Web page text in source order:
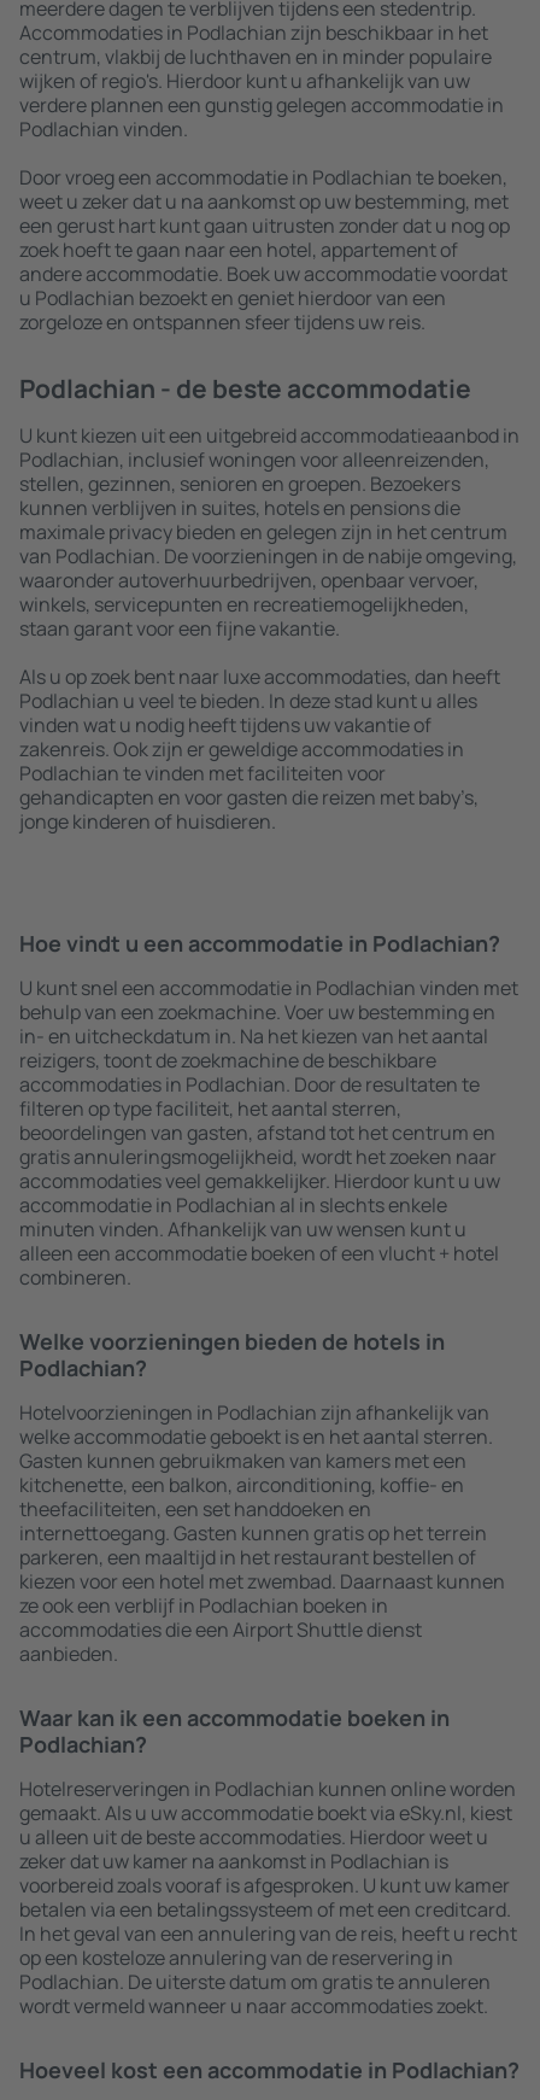
meerdere dagen te verblijven tijdens een stedentrip.
Accommodaties in Podlachian zijn beschikbaar in het
centrum, vlakbij de luchthaven en in minder populaire
wijken of regio's. Hierdoor kunt u afhankelijk van uw
verdere plannen een gunstig gelegen accommodatie in
Podlachian vinden.
Door vroeg een accommodatie in Podlachian te boeken,
weet u zeker dat u na aankomst op uw bestemming, met
een gerust hart kunt gaan uitrusten zonder dat u nog op
zoek hoeft te gaan naar een hotel, appartement of
andere accommodatie. Boek uw accommodatie voordat
u Podlachian bezoekt en geniet hierdoor van een
zorgeloze en ontspannen sfeer tijdens uw reis.
Podlachian - de beste accommodatie
U kunt kiezen uit een uitgebreid accommodatieaanbod in
Podlachian, inclusief woningen voor alleenreizenden,
stellen, gezinnen, senioren en groepen. Bezoekers
kunnen verblijven in suites, hotels en pensions die
maximale privacy bieden en gelegen zijn in het centrum
van Podlachian. De voorzieningen in de nabije omgeving,
waaronder autoverhuurbedrijven, openbaar vervoer,
winkels, servicepunten en recreatiemogelijkheden,
staan garant voor een fijne vakantie.
Als u op zoek bent naar luxe accommodaties, dan heeft
Podlachian u veel te bieden. In deze stad kunt u alles
vinden wat u nodig heeft tijdens uw vakantie of
zakenreis. Ook zijn er geweldige accommodaties in
Podlachian te vinden met faciliteiten voor
gehandicapten en voor gasten die reizen met baby’s,
jonge kinderen of huisdieren.
Hoe vindt u een accommodatie in Podlachian?
U kunt snel een accommodatie in Podlachian vinden met
behulp van een zoekmachine. Voer uw bestemming en
in- en uitcheckdatum in. Na het kiezen van het aantal
reizigers, toont de zoekmachine de beschikbare
accommodaties in Podlachian. Door de resultaten te
filteren op type faciliteit, het aantal sterren,
beoordelingen van gasten, afstand tot het centrum en
gratis annuleringsmogelijkheid, wordt het zoeken naar
accommodaties veel gemakkelijker. Hierdoor kunt u uw
accommodatie in Podlachian al in slechts enkele
minuten vinden. Afhankelijk van uw wensen kunt u
alleen een accommodatie boeken of een vlucht + hotel
combineren.
Welke voorzieningen bieden de hotels in
Podlachian?
Hotelvoorzieningen in Podlachian zijn afhankelijk van
welke accommodatie geboekt is en het aantal sterren.
Gasten kunnen gebruikmaken van kamers met een
kitchenette, een balkon, airconditioning, koffie- en
theefaciliteiten, een set handdoeken en
internettoegang. Gasten kunnen gratis op het terrein
parkeren, een maaltijd in het restaurant bestellen of
kiezen voor een hotel met zwembad. Daarnaast kunnen
ze ook een verblijf in Podlachian boeken in
accommodaties die een Airport Shuttle dienst
aanbieden.
Waar kan ik een accommodatie boeken in
Podlachian?
Hotelreserveringen in Podlachian kunnen online worden
gemaakt. Als u uw accommodatie boekt via eSky.nl, kiest
u alleen uit de beste accommodaties. Hierdoor weet u
zeker dat uw kamer na aankomst in Podlachian is
voorbereid zoals vooraf is afgesproken. U kunt uw kamer
betalen via een betalingssysteem of met een creditcard.
In het geval van een annulering van de reis, heeft u recht
op een kosteloze annulering van de reservering in
Podlachian. De uiterste datum om gratis te annuleren
wordt vermeld wanneer u naar accommodaties zoekt.
Hoeveel kost een accommodatie in Podlachian?